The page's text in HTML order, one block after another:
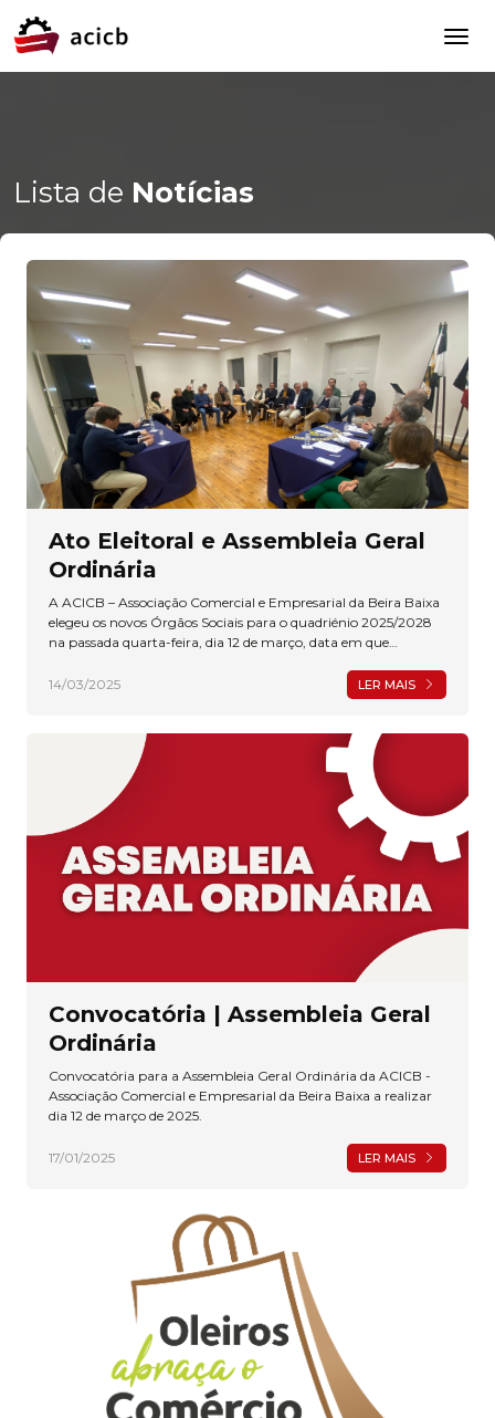
Lista de Notícias
Ato Eleitoral e Assembleia Geral
Ordinária
A ACICB – Associação Comercial e Empresarial da Beira Baixa
elegeu os novos Órgãos Sociais para o quadriénio 2025/2028
na passada quarta-feira, dia 12 de março, data em que
aprovadas por unanimidade em Assembleia Geral Ordinária
que decorreu nas instalações da Associação localizadas na
14/03/2025 LER MAIS
Convocatória | Assembleia Geral
Ordinária
Convocatória para a Assembleia Geral Ordinária da ACICB -
Associação Comercial e Empresarial da Beira Baixa a realizar
dia 12 de março de 2025.
17/01/2025 LER MAIS